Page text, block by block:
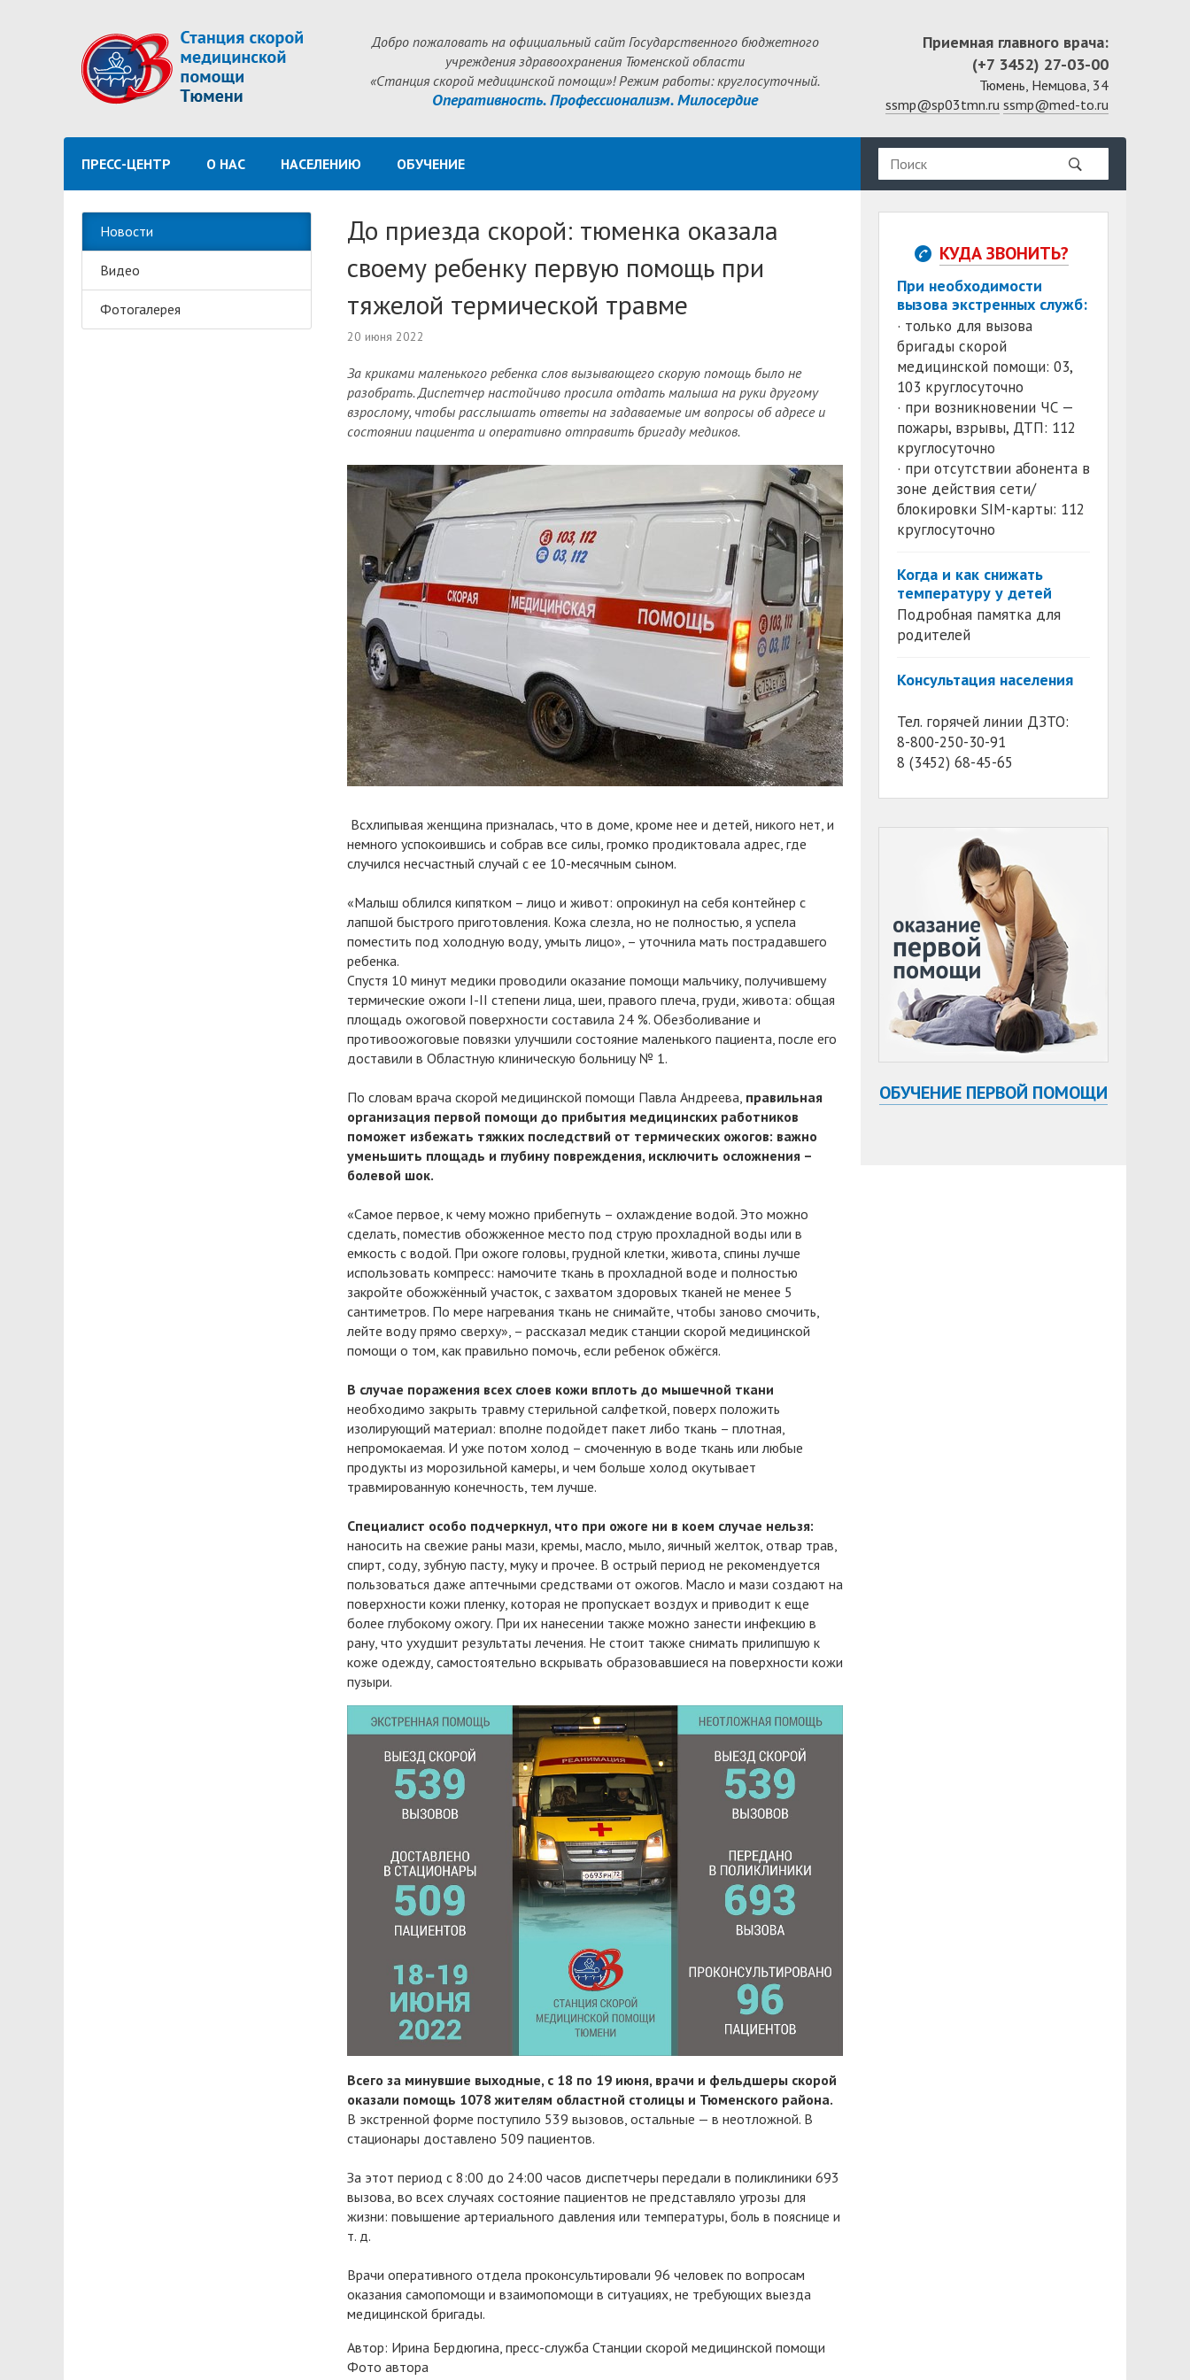
Добро пожаловать на официальный сайт Государственного бюджетного
учреждения здравоохранения Тюменской области
«Станция скорой медицинской помощи»! Режим работы: круглосуточный.
Оперативность. Профессионализм. Милосердие
Приемная главного врача:
(+7 3452) 27-03-00
Тюмень, Немцова, 34
ssmp@sp03tmn.ru ssmp@med-to.ru
ПРЕСС-ЦЕНТР О НАС НАСЕЛЕНИЮ ОБУЧЕНИЕ
Новости
Видео
Фотогалерея
До приезда скорой: тюменка оказала
своему ребенку первую помощь при
тяжелой термической травме
20 июня 2022
За криками маленького ребенка слов вызывающего скорую помощь было не
разобрать. Диспетчер настойчиво просила отдать малыша на руки другому
взрослому, чтобы расслышать ответы на задаваемые им вопросы об адресе и
состоянии пациента и оперативно отправить бригаду медиков.
Всхлипывая женщина призналась, что в доме, кроме нее и детей, никого нет, и
немного успокоившись и собрав все силы, громко продиктовала адрес, где
случился несчастный случай с ее 10-месячным сыном.
«Малыш облился кипятком – лицо и живот: опрокинул на себя контейнер с
лапшой быстрого приготовления. Кожа слезла, но не полностью, я успела
поместить под холодную воду, умыть лицо», – уточнила мать пострадавшего
ребенка.
Спустя 10 минут медики проводили оказание помощи мальчику, получившему
термические ожоги I-II степени лица, шеи, правого плеча, груди, живота: общая
площадь ожоговой поверхности составила 24 %. Обезболивание и
противоожоговые повязки улучшили состояние маленького пациента, после его
доставили в Областную клиническую больницу № 1.
По словам врача скорой медицинской помощи Павла Андреева, правильная
организация первой помощи до прибытия медицинских работников
поможет избежать тяжких последствий от термических ожогов: важно
уменьшить площадь и глубину повреждения, исключить осложнения –
болевой шок.
«Самое первое, к чему можно прибегнуть – охлаждение водой. Это можно
сделать, поместив обожженное место под струю прохладной воды или в
емкость с водой. При ожоге головы, грудной клетки, живота, спины лучше
использовать компресс: намочите ткань в прохладной воде и полностью
закройте обожжённый участок, с захватом здоровых тканей не менее 5
сантиметров. По мере нагревания ткань не снимайте, чтобы заново смочить,
лейте воду прямо сверху», – рассказал медик станции скорой медицинской
помощи о том, как правильно помочь, если ребенок обжёгся.
В случае поражения всех слоев кожи вплоть до мышечной ткани
необходимо закрыть травму стерильной салфеткой, поверх положить
изолирующий материал: вполне подойдет пакет либо ткань – плотная,
непромокаемая. И уже потом холод – смоченную в воде ткань или любые
продукты из морозильной камеры, и чем больше холод окутывает
травмированную конечность, тем лучше.
Специалист особо подчеркнул, что при ожоге ни в коем случае нельзя:
наносить на свежие раны мази, кремы, масло, мыло, яичный желток, отвар трав,
спирт, соду, зубную пасту, муку и прочее. В острый период не рекомендуется
пользоваться даже аптечными средствами от ожогов. Масло и мази создают на
поверхности кожи пленку, которая не пропускает воздух и приводит к еще
более глубокому ожогу. При их нанесении также можно занести инфекцию в
рану, что ухудшит результаты лечения. Не стоит также снимать прилипшую к
коже одежду, самостоятельно вскрывать образовавшиеся на поверхности кожи
пузыри.
Всего за минувшие выходные, с 18 по 19 июня, врачи и фельдшеры скорой
оказали помощь 1078 жителям областной столицы и Тюменского района.
В экстренной форме поступило 539 вызовов, остальные — в неотложной. В
стационары доставлено 509 пациентов.
За этот период с 8:00 до 24:00 часов диспетчеры передали в поликлиники 693
вызова, во всех случаях состояние пациентов не представляло угрозы для
жизни: повышение артериального давления или температуры, боль в пояснице и
т. д.
Врачи оперативного отдела проконсультировали 96 человек по вопросам
оказания самопомощи и взаимопомощи в ситуациях, не требующих выезда
медицинской бригады.
Автор: Ирина Бердюгина, пресс-служба Станции скорой медицинской помощи
Фото автора
КУДА ЗВОНИТЬ?
При необходимости
вызова экстренных служб:
· только для вызова
бригады скорой
медицинской помощи: 03,
103 круглосуточно
· при возникновении ЧС —
пожары, взрывы, ДТП: 112
круглосуточно
· при отсутствии абонента в
зоне действия сети/
блокировки SIM-карты: 112
круглосуточно
Когда и как снижать
температуру у детей
Подробная памятка для
родителей
Консультация населения
Тел. горячей линии ДЗТО:
8-800-250-30-91
8 (3452) 68-45-65
ОБУЧЕНИЕ ПЕРВОЙ ПОМОЩИ